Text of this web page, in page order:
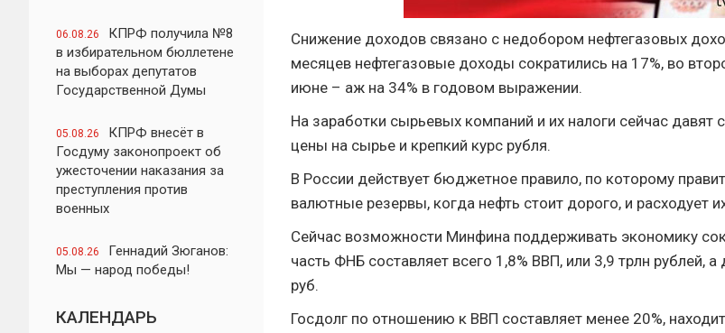
06.08.26
КПРФ получила №8
в избирательном бюллетене
на выборах депутатов
Государственной Думы
05.08.26
КПРФ внесёт в
Госдуму законопроект об
ужесточении наказания за
преступления против
военных
05.08.26
Геннадий Зюганов:
Мы — народ победы!
КАЛЕНДАРЬ
Снижение доходов связано с недобором нефтегазовых
месяцев нефтегазовые доходы сократились на 17%, во
июне – аж на 34% в годовом выражении.
На заработки сырьевых компаний и их налоги сейчас давят
цены на сырье и крепкий курс рубля.
В России действует бюджетное правило, по которому
валютные резервы, когда нефть стоит дорого, и расходует
Сейчас возможности Минфина поддерживать экономику
часть ФНБ составляет всего 1,8% ВВП, или 3,9 трлн рублей,
руб.
Госдолг по отношению к ВВП составляет менее 20%,